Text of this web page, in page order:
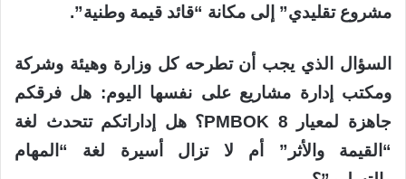
مشروع تقليدي” إلى مكانة “قائد قيمة وطنية”.
السؤال الذي يجب أن تطرحه كل وزارة وهيئة وشركة
ومكتب إدارة مشاريع على نفسها اليوم: هل فرقكم
جاهزة لمعيار PMBOK 8؟ هل إداراتكم تتحدث لغة
“القيمة والأثر” أم لا تزال أسيرة لغة “المهام